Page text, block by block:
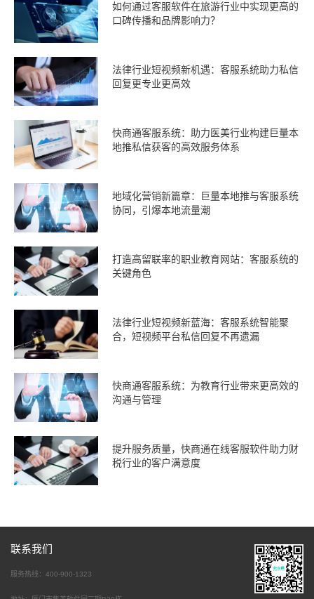
如何通过客服软件在旅游行业中实现更高的
口碑传播和品牌影响力？
法律行业短视频新机遇：客服系统助力私信
回复更专业更高效
快商通客服系统：助力医美行业构建巨量本
地推私信获客的高效服务体系
地域化营销新篇章：巨量本地推与客服系统
协同，引爆本地流量潮
打造高留联率的职业教育网站：客服系统的
关键角色
法律行业短视频新蓝海：客服系统智能聚
合，短视频平台私信回复不再遗漏
快商通客服系统：为教育行业带来更高效的
沟通与管理
提升服务质量，快商通在线客服软件助力财
税行业的客户满意度
联系我们
服务热线：400-900-1323